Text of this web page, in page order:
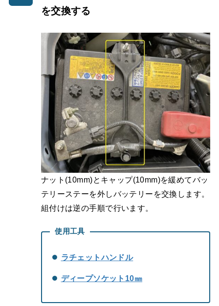
を交換する
ナット(10mm)とキャップ(10mm)を緩めてバッ
テリーステーを外しバッテリーを交換します。
組付けは逆の手順で行います。
使用工具
ラチェットハンドル
ディープソケット10㎜